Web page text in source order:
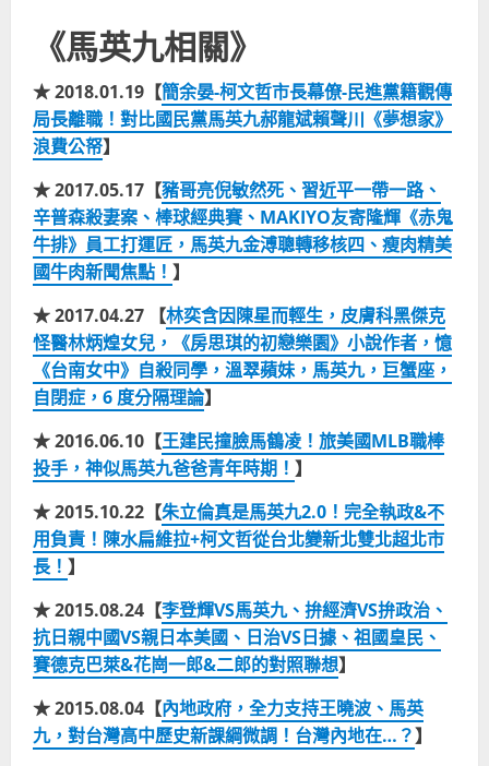
《馬英九相關》
★ 2018.01.19【簡余晏-柯文哲市長幕僚-民進黨籍觀傳
局長離職！對比國民黨馬英九郝龍斌賴聲川《夢想家》
浪費公帑】
★ 2017.05.17【豬哥亮倪敏然死、習近平一帶一路、
辛普森殺妻案、棒球經典賽、MAKIYO友寄隆輝《赤鬼
牛排》員工打運匠，馬英九金溥聰轉移核四、瘦肉精美
國牛肉新聞焦點！ 】
★ 2017.04.27 【林奕含因陳星而輕生，皮膚科黑傑克
怪醫林炳煌女兒，《房思琪的初戀樂園》小說作者，憶
《台南女中》自殺同學，溫翠蘋妹，馬英九，巨蟹座，
自閉症，6 度分隔理論】
★ 2016.06.10【王建民撞臉馬鶴凌！旅美國MLB職棒
投手，神似馬英九爸爸青年時期！ 】
★ 2015.10.22【朱立倫真是馬英九2.0！完全執政&不
用負責！陳水扁維拉+柯文哲從台北變新北雙北超北市
長！ 】
★ 2015.08.24【李登輝VS馬英九、拚經濟VS拚政治、
抗日親中國VS親日本美國、日治VS日據、祖國皇民、
賽德克巴萊&花崗一郎&二郎的對照聯想】
★ 2015.08.04【內地政府，全力支持王曉波、馬英
九，對台灣高中歷史新課綱微調！台灣內地在…？】